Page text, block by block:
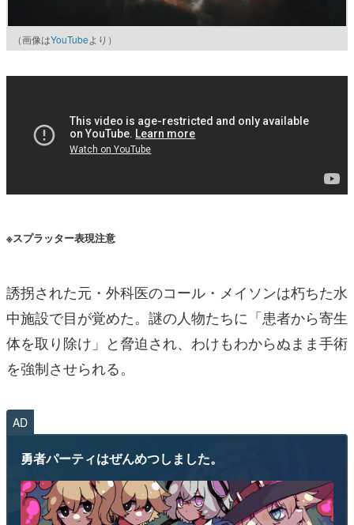
（画像はYouTubeより）
※スプラッター表現注意
誘拐された元・外科医のコール・メイソンは朽ちた水
中施設で目が覚めた。謎の人物たちに「患者から寄生
体を取り除け」と脅迫され、わけもわからぬまま手術
を強制させられる。
AD
勇者パーティはぜんめつしました。